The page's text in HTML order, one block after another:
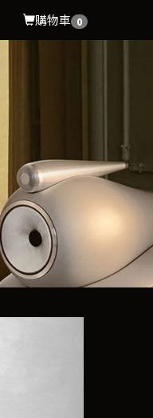
購物車 0